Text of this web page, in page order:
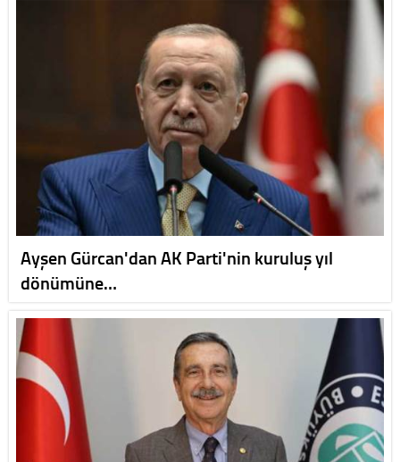
Ayşen Gürcan'dan AK Parti'nin kuruluş yıl
dönümüne…